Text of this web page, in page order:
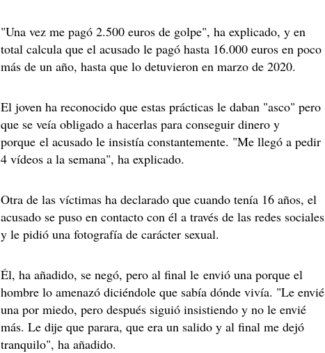
"Una vez me pagó 2.500 euros de golpe", ha explicado, y en
total calcula que el acusado le pagó hasta 16.000 euros en poco
más de un año, hasta que lo detuvieron en marzo de 2020.
El joven ha reconocido que estas prácticas le daban "asco" pero
que se veía obligado a hacerlas para conseguir dinero y
porque el acusado le insistía constantemente. "Me llegó a pedir
4 vídeos a la semana", ha explicado.
Otra de las víctimas ha declarado que cuando tenía 16 años, el
acusado se puso en contacto con él a través de las redes sociales
y le pidió una fotografía de carácter sexual.
Él, ha añadido, se negó, pero al final le envió una porque el
hombre lo amenazó diciéndole que sabía dónde vivía. "Le envié
una por miedo, pero después siguió insistiendo y no le envié
más. Le dije que parara, que era un salido y al final me dejó
tranquilo", ha añadido.